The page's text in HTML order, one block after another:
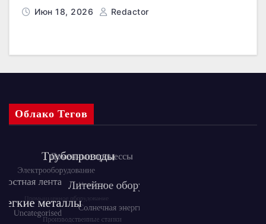
Июн 18, 2026 Redactor
Облако Тегов